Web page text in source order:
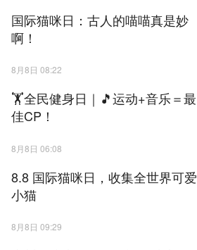
国际猫咪日：古人的喵喵真是妙
啊！
8月8日 08:22
🏋全民健身日｜🎵运动+音乐＝最
佳CP！
8月8日 06:08
8.8 国际猫咪日，收集全世界可爱
小猫
8月8日 09:29